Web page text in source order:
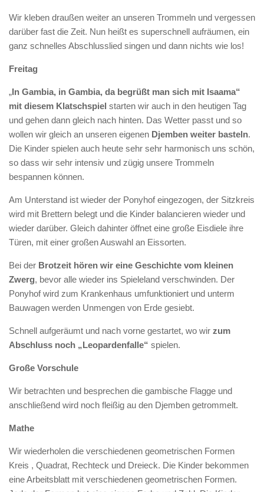
Wir kleben draußen weiter an unseren Trommeln und vergessen
darüber fast die Zeit. Nun heißt es superschnell aufräumen, ein
ganz schnelles Abschlusslied singen und dann nichts wie los!
Freitag
„In Gambia, in Gambia, da begrüßt man sich mit Isaama“
mit diesem Klatschspiel starten wir auch in den heutigen Tag
und gehen dann gleich nach hinten. Das Wetter passt und so
wollen wir gleich an unseren eigenen Djemben weiter basteln.
Die Kinder spielen auch heute sehr sehr harmonisch uns schön,
so dass wir sehr intensiv und zügig unsere Trommeln
bespannen können.
Am Unterstand ist wieder der Ponyhof eingezogen, der Sitzkreis
wird mit Brettern belegt und die Kinder balancieren wieder und
wieder darüber. Gleich dahinter öffnet eine große Eisdiele ihre
Türen, mit einer großen Auswahl an Eissorten.
Bei der Brotzeit hören wir eine Geschichte vom kleinen
Zwerg, bevor alle wieder ins Spieleland verschwinden. Der
Ponyhof wird zum Krankenhaus umfunktioniert und unterm
Bauwagen werden Unmengen von Erde gesiebt.
Schnell aufgeräumt und nach vorne gestartet, wo wir zum
Abschluss noch „Leopardenfalle“ spielen.
Große Vorschule
Wir betrachten und besprechen die gambische Flagge und
anschließend wird noch fleißig au den Djemben getrommelt.
Mathe
Wir wiederholen die verschiedenen geometrischen Formen
Kreis , Quadrat, Rechteck und Dreieck. Die Kinder bekommen
eine Arbeitsblatt mit verschiedenen geometrischen Formen.